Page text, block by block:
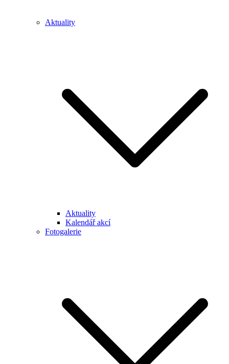
Aktuality
Aktuality
Kalendář akcí
Fotogalerie